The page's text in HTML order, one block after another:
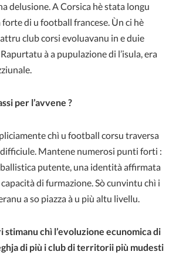
delusione. A Corsica hè stata longu
di u football francese. Ùn ci hè
club corsi evoluavanu in e duie
à a pupulazione di l’isula, era
per l’avvene ?
chì u football corsu traversa
Mantene numerosi punti forti :
putente, una identità affirmata
di furmazione. Sò cunvintu chì i
a so piazza à u più altu livellu.
chì l’evoluzione ecunomica di
di più i club di territorii più mudesti